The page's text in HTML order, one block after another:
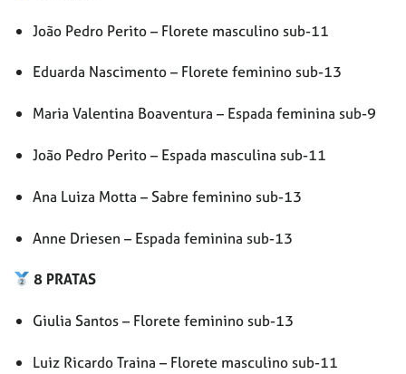
João Pedro Perito – Florete masculino sub-11
Eduarda Nascimento – Florete feminino sub-13
Maria Valentina Boaventura – Espada feminina sub-9
João Pedro Perito – Espada masculina sub-11
Ana Luiza Motta – Sabre feminino sub-13
Anne Driesen – Espada feminina sub-13
8 PRATAS
Giulia Santos – Florete feminino sub-13
Luiz Ricardo Traina – Florete masculino sub-11